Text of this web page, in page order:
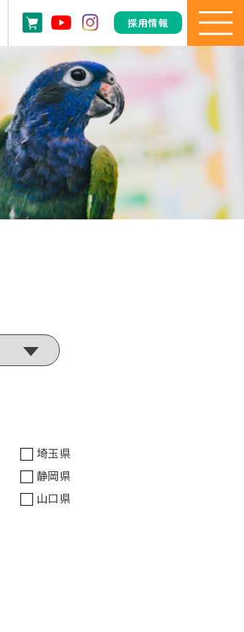
採用情報
埼玉県
静岡県
山口県